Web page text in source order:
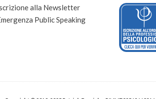
alla Newsletter
Public Speaking